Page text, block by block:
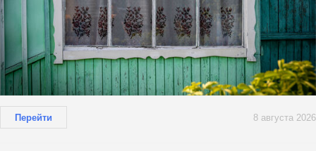
Перейти 8 августа 2026